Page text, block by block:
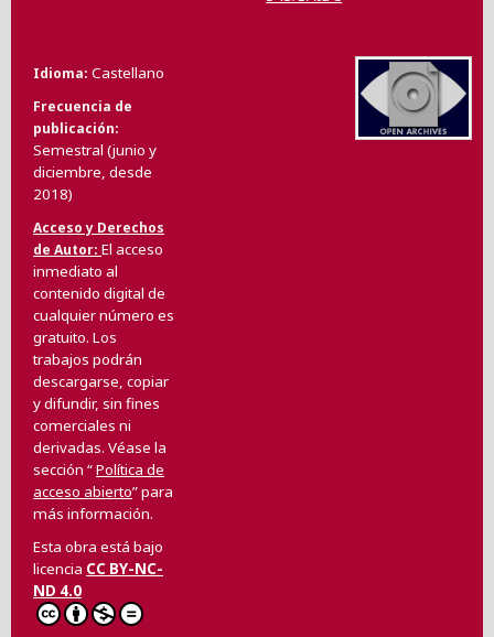
Idioma Castellano
Frecuencia de
publicación
Semestral (junio y
diciembre, desde
2018)
Acceso y Derechos
de Autor El acceso
inmediato al
contenido digital de
cualquier número es
gratuito. Los
trabajos podrán
descargarse, copiar
y difundir, sin fines
comerciales ni
derivadas. Véase la
sección “Política de
acceso abierto” para
más información.
Esta obra está bajo
licencia CC BY-NC-
ND 4.0